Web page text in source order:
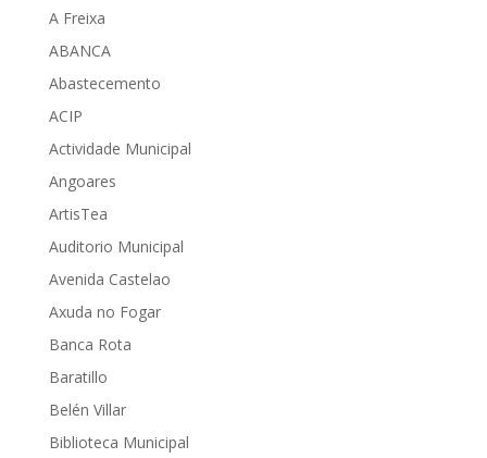
A Freixa
ABANCA
Abastecemento
ACIP
Actividade Municipal
Angoares
ArtisTea
Auditorio Municipal
Avenida Castelao
Axuda no Fogar
Banca Rota
Baratillo
Belén Villar
Biblioteca Municipal